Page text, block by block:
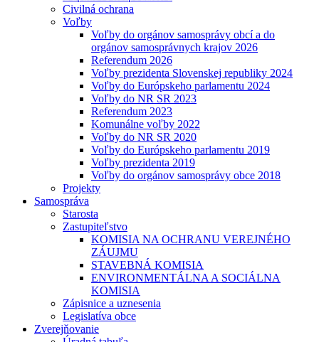
Civilná ochrana
Voľby
Voľby do orgánov samosprávy obcí a do
orgánov samosprávnych krajov 2026
Referendum 2026
Voľby prezidenta Slovenskej republiky 2024
Voľby do Európskeho parlamentu 2024
Voľby do NR SR 2023
Referendum 2023
Komunálne voľby 2022
Voľby do NR SR 2020
Voľby do Európskeho parlamentu 2019
Voľby prezidenta 2019
Voľby do orgánov samosprávy obce 2018
Projekty
Samospráva
Starosta
Zastupiteľstvo
KOMISIA NA OCHRANU VEREJNÉHO
ZÁUJMU
STAVEBNÁ KOMISIA
ENVIRONMENTÁLNA A SOCIÁLNA
KOMISIA
Zápisnice a uznesenia
Legislatíva obce
Zverejňovanie